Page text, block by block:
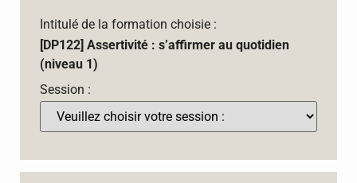
Intitulé de la formation choisie :
[DP122] Assertivité : s’affirmer au quotidien
(niveau 1)
Session :